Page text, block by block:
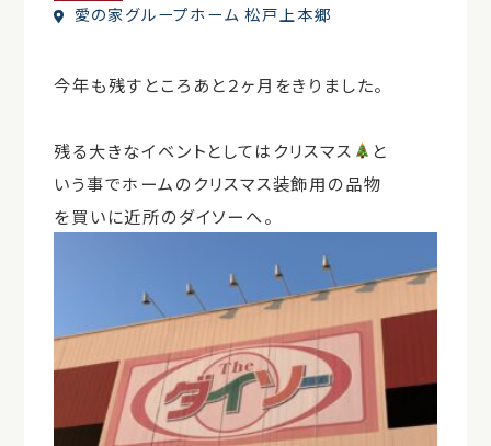
愛の家グループホーム 松戸上本郷
今年も残すところあと２ヶ月をきりました。
残る大きなイベントとしてはクリスマス
と
いう事でホームのクリスマス装飾用の品物
を買いに近所のダイソーへ。